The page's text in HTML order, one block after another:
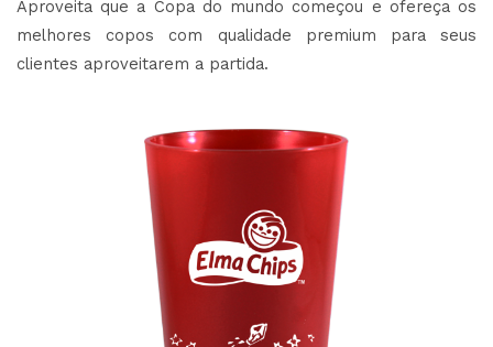
Aproveita que a Copa do mundo começou e ofereça os
melhores copos com qualidade premium para seus
clientes aproveitarem a partida.